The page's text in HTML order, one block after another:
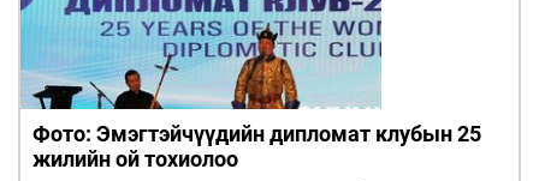
Фото: Эмэгтэйчүүдийн дипломат клубын 25
жилийн ой тохиолоо